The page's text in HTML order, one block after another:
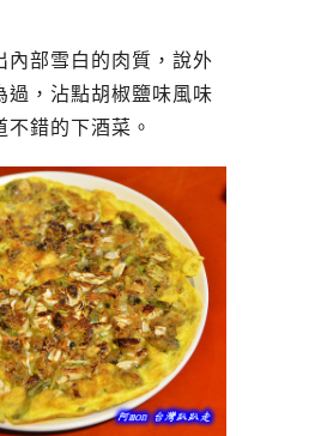
內部雪白的肉質，說外
過，沾點胡椒鹽味風味
不錯的下酒菜。